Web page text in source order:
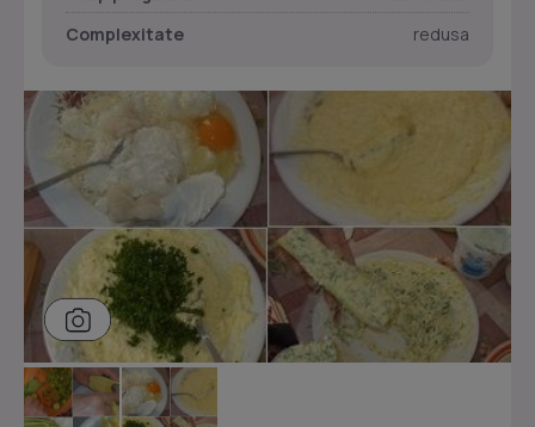
Complexitate
redusa